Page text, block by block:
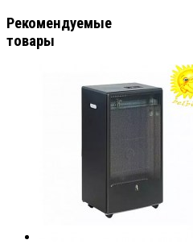
Рекомендуемые
товары